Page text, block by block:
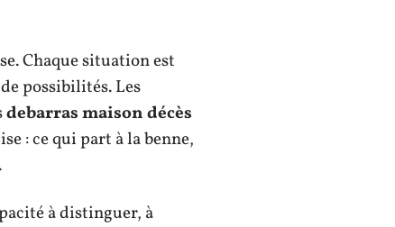
Chaque situation est
possibilités. Les
debarras maison décès
: ce qui part à la benne,
à distinguer, à